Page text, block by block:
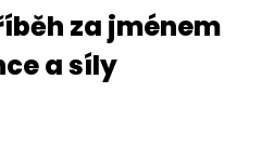
za jménem
a síly